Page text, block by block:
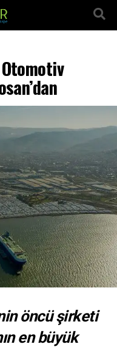
öncü şirketi
en büyük